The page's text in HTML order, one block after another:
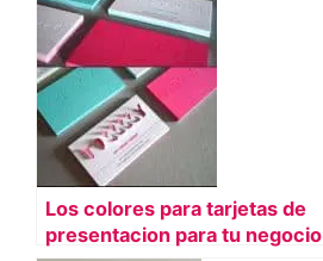
Los colores para tarjetas de
presentacion para tu negocio